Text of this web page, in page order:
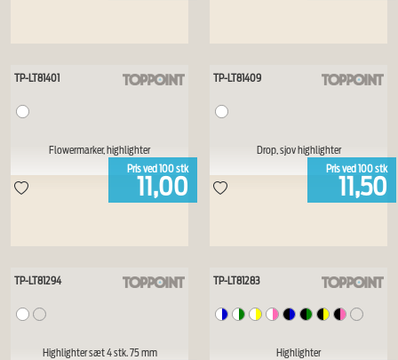
TP-LT81401
Flowermarker, highlighter
Pris ved 100stk
11,00
TP-LT81409
Drop, sjov highlighter
Pris ved 100stk
11,50
TP-LT81294
Highlighter sæt 4 stk. 75 mm
TP-LT81283
Highlighter